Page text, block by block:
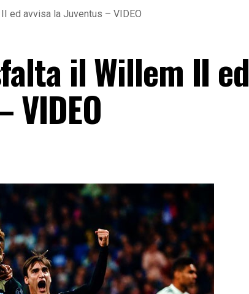
ed avvisa la Juventus – VIDEO
il Willem II ed
VIDEO